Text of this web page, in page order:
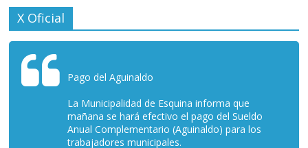
X Oficial
Pago del Aguinaldo
La Municipalidad de Esquina informa que
mañana se hará efectivo el pago del Sueldo
Anual Complementario (Aguinaldo) para los
trabajadores municipales.